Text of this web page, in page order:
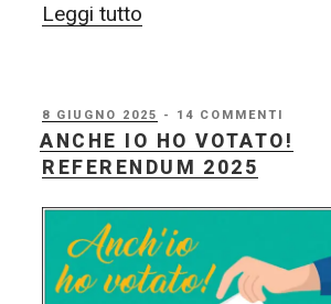
Leggi tutto
&
Vilifest
6
(15/06
–
13/07)”
PUBBLICATO
IL
8 GIUGNO 2025 - 14 COMMENTI
ANCHE IO HO VOTATO!
REFERENDUM 2025